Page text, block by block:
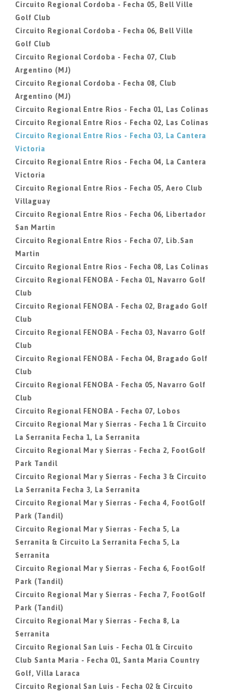
Circuito Regional Cordoba - Fecha 05, Bell Ville
Golf Club
Circuito Regional Cordoba - Fecha 06, Bell Ville
Golf Club
Circuito Regional Cordoba - Fecha 07, Club
Argentino (MJ)
Circuito Regional Cordoba - Fecha 08, Club
Argentino (MJ)
Circuito Regional Entre Rios - Fecha 01, Las Colinas
Circuito Regional Entre Rios - Fecha 02, Las Colinas
Circuito Regional Entre Rios - Fecha 03, La Cantera
Victoria
Circuito Regional Entre Rios - Fecha 04, La Cantera
Victoria
Circuito Regional Entre Rios - Fecha 05, Aero Club
Villaguay
Circuito Regional Entre Rios - Fecha 06, Libertador
San Martin
Circuito Regional Entre Rios - Fecha 07, Lib.San
Martin
Circuito Regional Entre Rios - Fecha 08, Las Colinas
Circuito Regional FENOBA - Fecha 01, Navarro Golf
Club
Circuito Regional FENOBA - Fecha 02, Bragado Golf
Club
Circuito Regional FENOBA - Fecha 03, Navarro Golf
Club
Circuito Regional FENOBA - Fecha 04, Bragado Golf
Club
Circuito Regional FENOBA - Fecha 05, Navarro Golf
Club
Circuito Regional FENOBA - Fecha 07, Lobos
Circuito Regional Mar y Sierras - Fecha 1 & Circuito
La Serranita Fecha 1, La Serranita
Circuito Regional Mar y Sierras - Fecha 2, FootGolf
Park Tandil
Circuito Regional Mar y Sierras - Fecha 3 & Circuito
La Serranita Fecha 3, La Serranita
Circuito Regional Mar y Sierras - Fecha 4, FootGolf
Park (Tandil)
Circuito Regional Mar y Sierras - Fecha 5, La
Serranita & Circuito La Serranita Fecha 5, La
Serranita
Circuito Regional Mar y Sierras - Fecha 6, FootGolf
Park (Tandil)
Circuito Regional Mar y Sierras - Fecha 7, FootGolf
Park (Tandil)
Circuito Regional Mar y Sierras - Fecha 8, La
Serranita
Circuito Regional San Luis - Fecha 01 & Circuito
Club Santa Maria - Fecha 01, Santa Maria Country
Golf, Villa Laraca
Circuito Regional San Luis - Fecha 02 & Circuito